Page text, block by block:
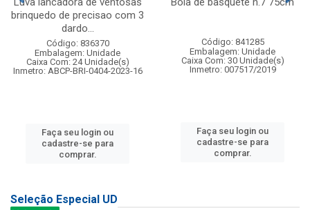
brinquedo de precisao com 3
dardo...
Código: 836370
Embalagem: Unidade
Caixa Com: 24 Unidade(s)
Inmetro: ABCP-BRI-0404-2023-16
Faça seu login ou
cadastre-se para
comprar.
Código: 841285
Embalagem: Unidade
Caixa Com: 30 Unidade(s)
Inmetro: 007517/2019
Faça seu login ou
cadastre-se para
comprar.
Seleção Especial UD